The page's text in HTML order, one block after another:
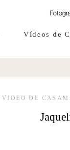
Vídeos de
VIDEO DE